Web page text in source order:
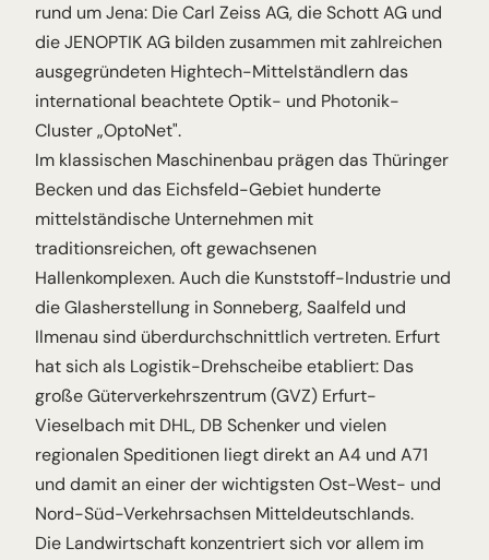
rund um Jena: Die Carl Zeiss AG, die Schott AG und
die JENOPTIK AG bilden zusammen mit zahlreichen
ausgegründeten Hightech-Mittelständlern das
international beachtete Optik- und Photonik-
Cluster „OptoNet".
Im klassischen Maschinenbau prägen das Thüringer
Becken und das Eichsfeld-Gebiet hunderte
mittelständische Unternehmen mit
traditionsreichen, oft gewachsenen
Hallenkomplexen. Auch die Kunststoff-Industrie und
die Glasherstellung in Sonneberg, Saalfeld und
Ilmenau sind überdurchschnittlich vertreten. Erfurt
hat sich als Logistik-Drehscheibe etabliert: Das
große Güterverkehrszentrum (GVZ) Erfurt-
Vieselbach mit DHL, DB Schenker und vielen
regionalen Speditionen liegt direkt an A4 und A71
und damit an einer der wichtigsten Ost-West- und
Nord-Süd-Verkehrsachsen Mitteldeutschlands.
Die Landwirtschaft konzentriert sich vor allem im